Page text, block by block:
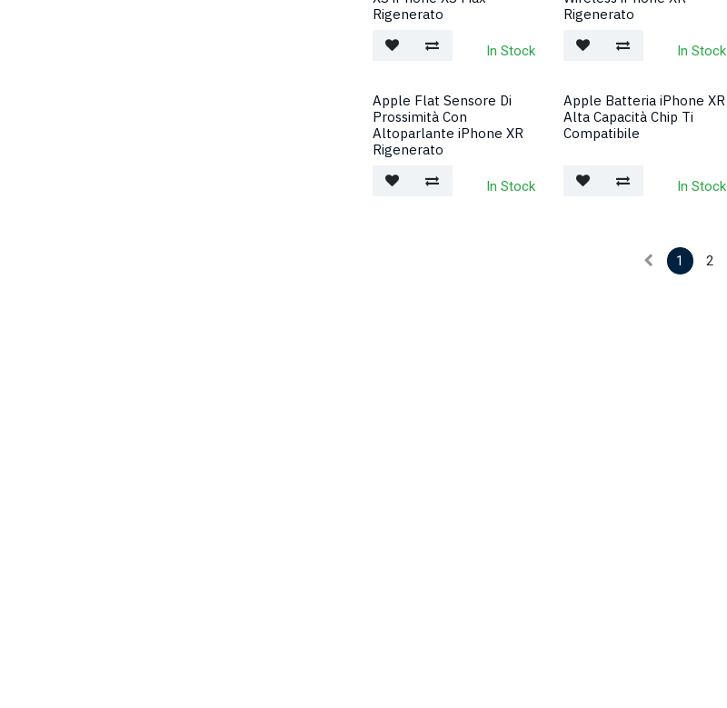
Rigenerato
In Stock
Rigenerato
In Stock
Apple Flat Sensore Di
Prossimità Con
Altoparlante iPhone XR
Rigenerato
In Stock
Apple Batteria iPhone XR
Alta Capacità Chip Ti
Compatibile
In Stock
1 2